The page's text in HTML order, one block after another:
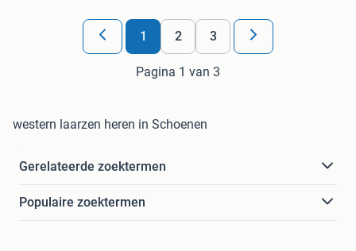
1 2 3
Pagina 1 van 3
western laarzen heren in Schoenen
Gerelateerde zoektermen
Populaire zoektermen